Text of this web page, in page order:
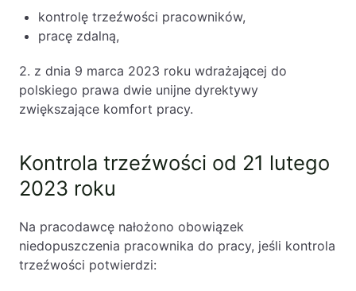
Legalizacja pobytu i pracy cudzoziemców
Księgowość
Kontakt
PL EN FR
kontrolę trzeźwości pracowników,
pracę zdalną,
2. z dnia 9 marca 2023 roku wdrażającej do
polskiego prawa dwie unijne dyrektywy
zwiększające komfort pracy.
Kontrola trzeźwości od 21 lutego
2023 roku
Na pracodawcę nałożono obowiązek
niedopuszczenia pracownika do pracy, jeśli kontrola
trzeźwości potwierdzi: